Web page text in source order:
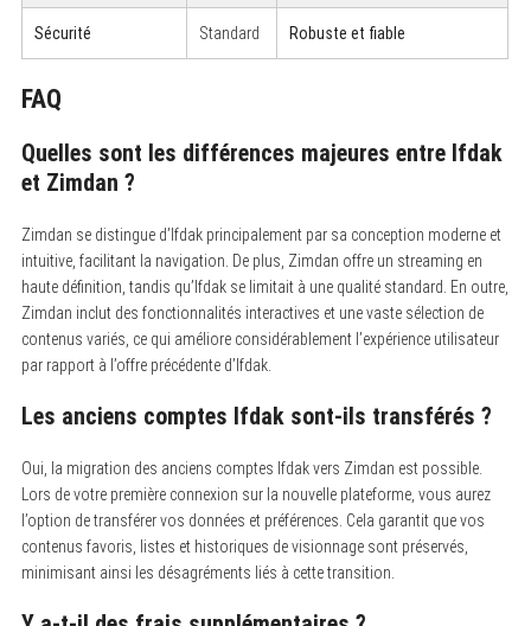
Sécurité Standard Robuste et fiable
FAQ
Quelles sont les différences majeures entre Ifdak
et Zimdan ?
Zimdan se distingue d’Ifdak principalement par sa conception moderne et
intuitive, facilitant la navigation. De plus, Zimdan offre un streaming en
haute définition, tandis qu’Ifdak se limitait à une qualité standard. En outre,
Zimdan inclut des fonctionnalités interactives et une vaste sélection de
contenus variés, ce qui améliore considérablement l’expérience utilisateur
par rapport à l’offre précédente d’Ifdak.
Les anciens comptes Ifdak sont-ils transférés ?
Oui, la migration des anciens comptes Ifdak vers Zimdan est possible.
Lors de votre première connexion sur la nouvelle plateforme, vous aurez
l’option de transférer vos données et préférences. Cela garantit que vos
contenus favoris, listes et historiques de visionnage sont préservés,
minimisant ainsi les désagréments liés à cette transition.